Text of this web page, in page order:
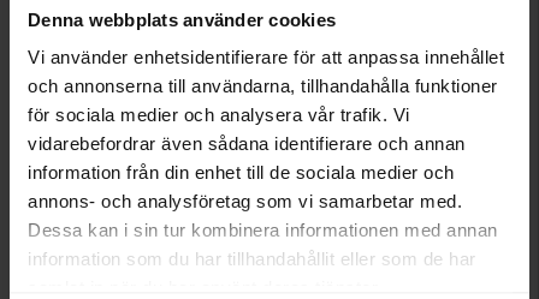
Denna webbplats använder cookies
Vi använder enhetsidentifierare för att anpassa innehållet
och annonserna till användarna, tillhandahålla funktioner
för sociala medier och analysera vår trafik. Vi
vidarebefordrar även sådana identifierare och annan
information från din enhet till de sociala medier och
annons- och analysföretag som vi samarbetar med.
Dessa kan i sin tur kombinera informationen med annan
information som du har tillhandahållit eller som de har
VARUKORGEN
Köpvillkor för beställningsvaror
Öppet köp, ångerrätt och bytesrätt gäller ej för
beställningsvaror, ringar från Albrekts by Schalins
samt graverade varor. Leveranstiden är 5-15
arbetsdagar för beställningsvaror. Läs mer om
ångerrätt och öppet köp i webbshoppenhär.